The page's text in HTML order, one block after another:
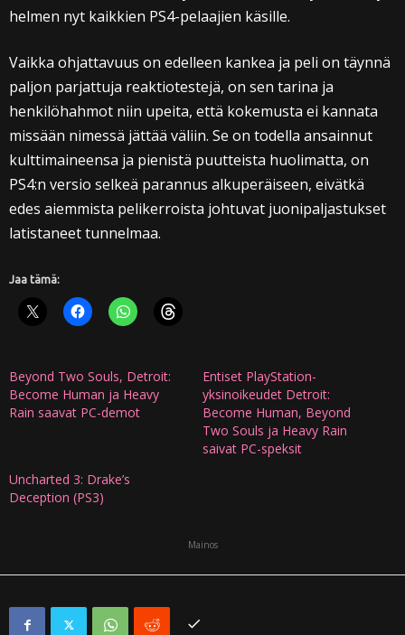
helmen nyt kaikkien PS4-pelaajien käsille.
Vaikka ohjattavuus on edelleen kankea ja peli on täynnä
paljon parjattuja reaktiotestejä, on sen tarina ja
henkilöhahmot niin upeita, että kokemusta ei kannata
missään nimessä jättää väliin. Se on todella ansainnut
kulttimaineensa ja pienistä puutteista huolimatta, on
PS4:n versio selkeä parannus alkuperäiseen, eivätkä
edes aiemmista pelikerroista johtuvat juonipaljastukset
latistaneet tunnelmaa.
Jaa tämä:
Beyond Two Souls, Detroit:
Become Human ja Heavy
Rain saavat PC-demot
Entiset PlayStation-
yksinoikeudet Detroit:
Become Human, Beyond
Two Souls ja Heavy Rain
saivat PC-speksit
Uncharted 3: Drake’s
Deception (PS3)
Mainos